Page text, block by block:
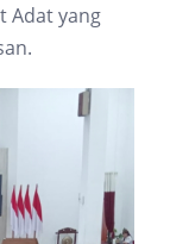
Adat yang